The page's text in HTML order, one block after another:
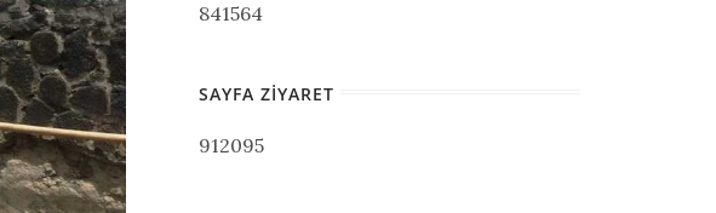
841564
SAYFA ZIYARET
912095